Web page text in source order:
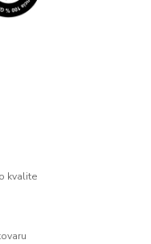
kvalite